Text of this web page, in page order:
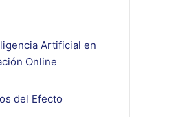
Artificial en
Online
del Efecto